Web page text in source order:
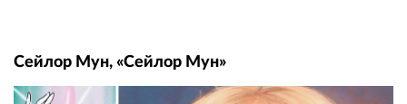
Сейлор Мун, «Сейлор Мун»